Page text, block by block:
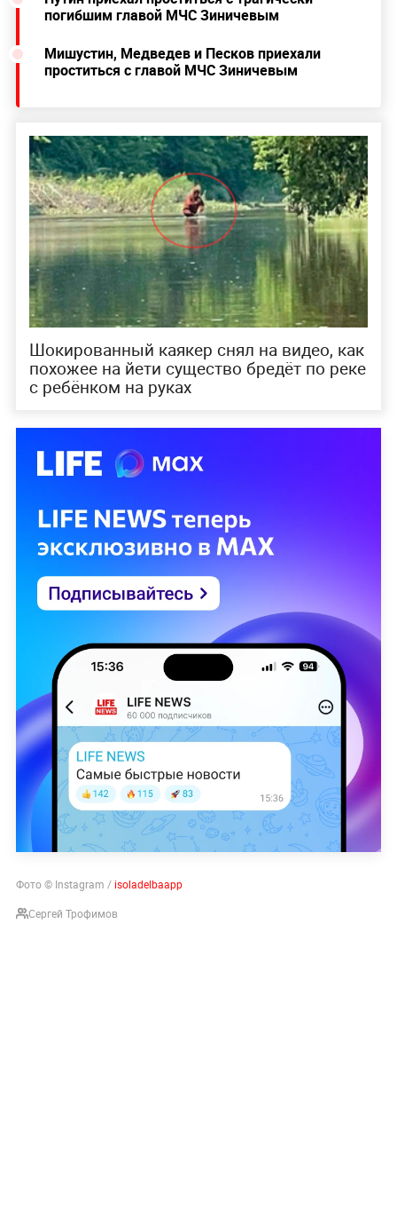
погибшим главой МЧС Зиничевым
Мишустин, Медведев и Песков приехали
проститься с главой МЧС Зиничевым
Шокированный каякер снял на видео, как
похожее на йети существо бредёт по реке
с ребёнком на руках
Фото © Instagram / isoladelbaapp
Сергей Трофимов